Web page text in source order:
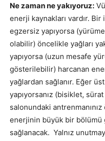
Ne zaman ne yakıyoruz:
enerji kaynakları vardır.
egzersiz yapıyorsa
olabilir) öncelikle yağları
yapıyorsa (uzun mesafe
gösterilebilir) harcanan
yağlardan sağlanır. Eğer
yapıyorsanız (bisiklet,
salonundaki
enerjinin büyük bir bölümü
sağlanacak. Yalnız